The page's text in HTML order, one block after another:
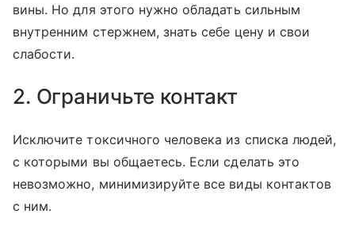
вины. Но для этого нужно обладать сильным
внутренним стержнем, знать себе цену и свои
слабости.
2. Ограничьте контакт
Исключите токсичного человека из списка людей,
с которыми вы общаетесь. Если сделать это
невозможно, минимизируйте все виды контактов
с ним.